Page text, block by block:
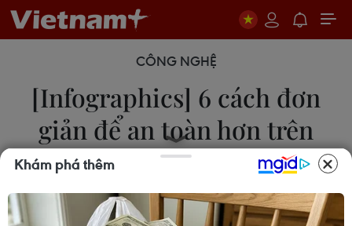
CÔNG NGHỆ
[Infographics] 6 cách đơn
giản để an toàn hơn trên
Internet
09/02/2021 00:39
Khám phá thêm